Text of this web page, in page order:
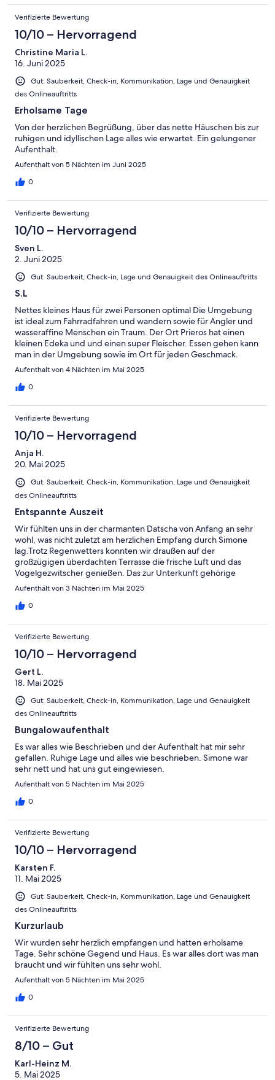
Verifizierte Bewertung
10/10 – Hervorragend
Christine Maria L.
16. Juni 2025
Gut: Sauberkeit, Check-in, Kommunikation, Lage und Genauigkeit
des Onlineauftritts
Erholsame Tage
Von der herzlichen Begrüßung, über das nette Häuschen bis zur
ruhigen und idyllischen Lage alles wie erwartet. Ein gelungener
Aufenthalt.
Aufenthalt von 5 Nächten im Juni 2025
0
Verifizierte Bewertung
10/10 – Hervorragend
Sven L.
2. Juni 2025
Gut: Sauberkeit, Check-in, Lage und Genauigkeit des Onlineauftritts
S.L
Nettes kleines Haus für zwei Personen optimal Die Umgebung
ist ideal zum Fahrradfahren und wandern sowie für Angler und
wasseraffine Menschen ein Traum. Der Ort Prieros hat einen
kleinen Edeka und und einen super Fleischer. Essen gehen kann
man in der Umgebung sowie im Ort für jeden Geschmack.
Aufenthalt von 4 Nächten im Mai 2025
0
Verifizierte Bewertung
10/10 – Hervorragend
Anja H.
20. Mai 2025
Gut: Sauberkeit, Check-in, Kommunikation, Lage und Genauigkeit
des Onlineauftritts
Entspannte Auszeit
Wir fühlten uns in der charmanten Datscha von Anfang an sehr
wohl, was nicht zuletzt am herzlichen Empfang durch Simone
lag.Trotz Regenwetters konnten wir draußen auf der
großzügigen überdachten Terrasse die frische Luft und das
Vogelgezwitscher genießen. Das zur Unterkunft gehörige
Ruderboot hat uns viel Freude bereitet und war ein
Spreewald-Kajaktour unternehmen konnten. Wir waren für ein
Gerne wieder.
Aufenthalt von 3 Nächten im Mai 2025
0
Verifizierte Bewertung
10/10 – Hervorragend
Gert L.
18. Mai 2025
Gut: Sauberkeit, Check-in, Kommunikation, Lage und Genauigkeit
des Onlineauftritts
Bungalowaufenthalt
Es war alles wie Beschrieben und der Aufenthalt hat mir sehr
gefallen. Ruhige Lage und alles wie beschrieben. Simone war
sehr nett und hat uns gut eingewiesen.
Aufenthalt von 5 Nächten im Mai 2025
0
Verifizierte Bewertung
10/10 – Hervorragend
Karsten F.
11. Mai 2025
Gut: Sauberkeit, Check-in, Kommunikation, Lage und Genauigkeit
des Onlineauftritts
Kurzurlaub
Wir wurden sehr herzlich empfangen und hatten erholsame
Tage. Sehr schöne Gegend und Haus. Es war alles dort was man
braucht und wir fühlten uns sehr wohl.
Aufenthalt von 5 Nächten im Mai 2025
0
Verifizierte Bewertung
8/10 – Gut
Karl-Heinz M.
5. Mai 2025